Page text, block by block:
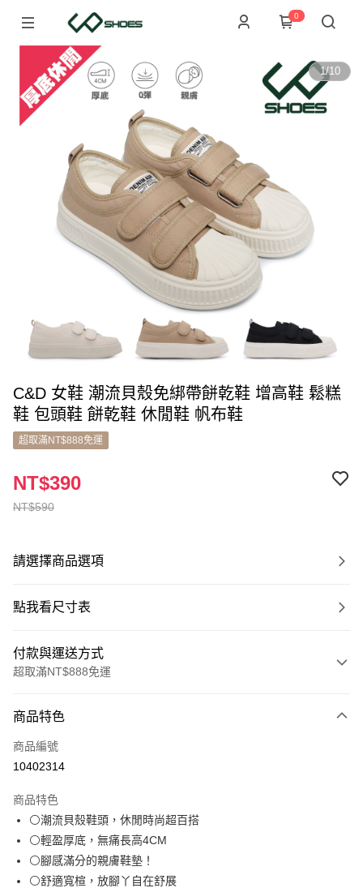
0
1/10
C&D 女鞋 潮流貝殼免綁帶餅乾鞋 增高鞋 鬆糕
鞋 包頭鞋 餅乾鞋 休閒鞋 帆布鞋
超取滿NT$888免運
NT$590
NT$390
請選擇商品選項
點我看尺寸表
付款與運送方式
超取滿NT$888免運
信用卡一次付款
超商取貨付款
Apple Pay
街口支付
悠遊付
商品特色
商品編號
10402314
商品特色
⚪潮流貝殼鞋頭，休閒時尚超百搭
⚪輕盈厚底，無痛長高4CM
⚪腳感滿分的親膚鞋墊！
⚪舒適寬楦，放腳丫自在舒展